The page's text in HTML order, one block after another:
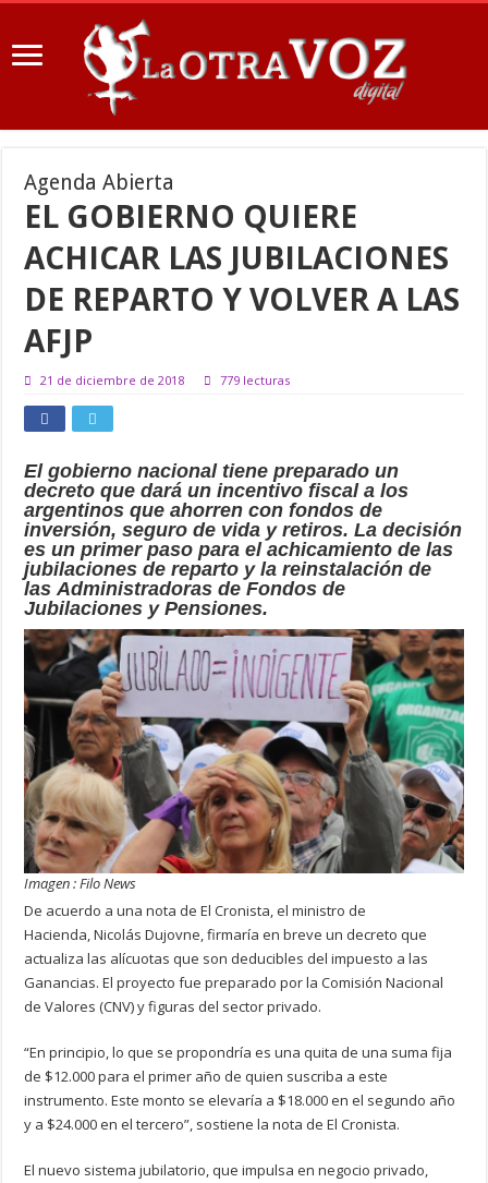
Agenda Abierta
EL GOBIERNO QUIERE
ACHICAR LAS JUBILACIONES
DE REPARTO Y VOLVER A LAS
AFJP
21 de diciembre de 2018 779 lecturas
El gobierno nacional tiene preparado un
decreto que dará un incentivo fiscal a los
argentinos que ahorren con fondos de
inversión, seguro de vida y retiros. La decisión
es un primer paso para el achicamiento de las
jubilaciones de reparto y la reinstalación de
las Administradoras de Fondos de
Jubilaciones y Pensiones.
Imagen : Filo News
De acuerdo a una nota de El Cronista, el ministro de
Hacienda, Nicolás Dujovne, firmaría en breve un decreto que
actualiza las alícuotas que son deducibles del impuesto a las
Ganancias. El proyecto fue preparado por la Comisión Nacional
de Valores (CNV) y figuras del sector privado.
“En principio, lo que se propondría es una quita de una suma fija
de $12.000 para el primer año de quien suscriba a este
instrumento. Este monto se elevaría a $18.000 en el segundo año
y a $24.000 en el tercero”, sostiene la nota de El Cronista.
El nuevo sistema jubilatorio, que impulsa en negocio privado,